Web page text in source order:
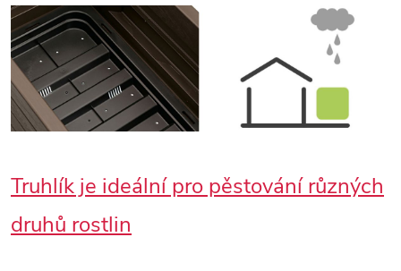
Truhlík je ideální pro pěstování různých
druhů rostlin